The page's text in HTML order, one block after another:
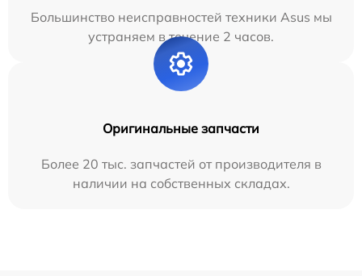
Большинство неисправностей техники Asus мы
устраняем в течение 2 часов.
Оригинальные запчасти
Более 20 тыс. запчастей от производителя в
наличии на собственных складах.